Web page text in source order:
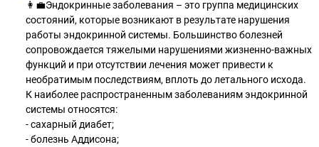
👩‍💼Эндокринные заболевания – это группа медицинских
состояний, которые возникают в результате нарушения
работы эндокринной системы. Большинство болезней
сопровождается тяжелыми нарушениями жизненно-важных
функций и при отсутствии лечения может привести к
необратимым последствиям, вплоть до летального исхода.
К наиболее распространенным заболеваниям эндокринной
системы относятся:
- сахарный диабет;
- болезнь Аддисона;